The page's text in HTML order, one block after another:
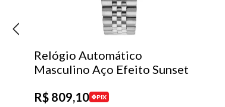
Relógio Automático
Masculino Aço Efeito Sunset
R$ 809,10 PIX